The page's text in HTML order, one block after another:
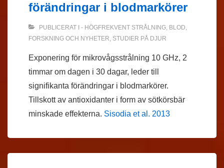
förändringar i blodmarkörer
PUBLICERAT I - HÖGFREKVENT STRÅLNING, BLOD,
FORSKNING OCH NYHETER, STUDIER PÅ DJUR
Exponering för mikrovågsstrålning 10 GHz, 2
timmar om dagen i 30 dagar, leder till
signifikanta förändringar i blodmarkörer.
Tillskott av antioxidanter i form av sötkörsbär
minskade effekterna. Sisodia et al. 2013